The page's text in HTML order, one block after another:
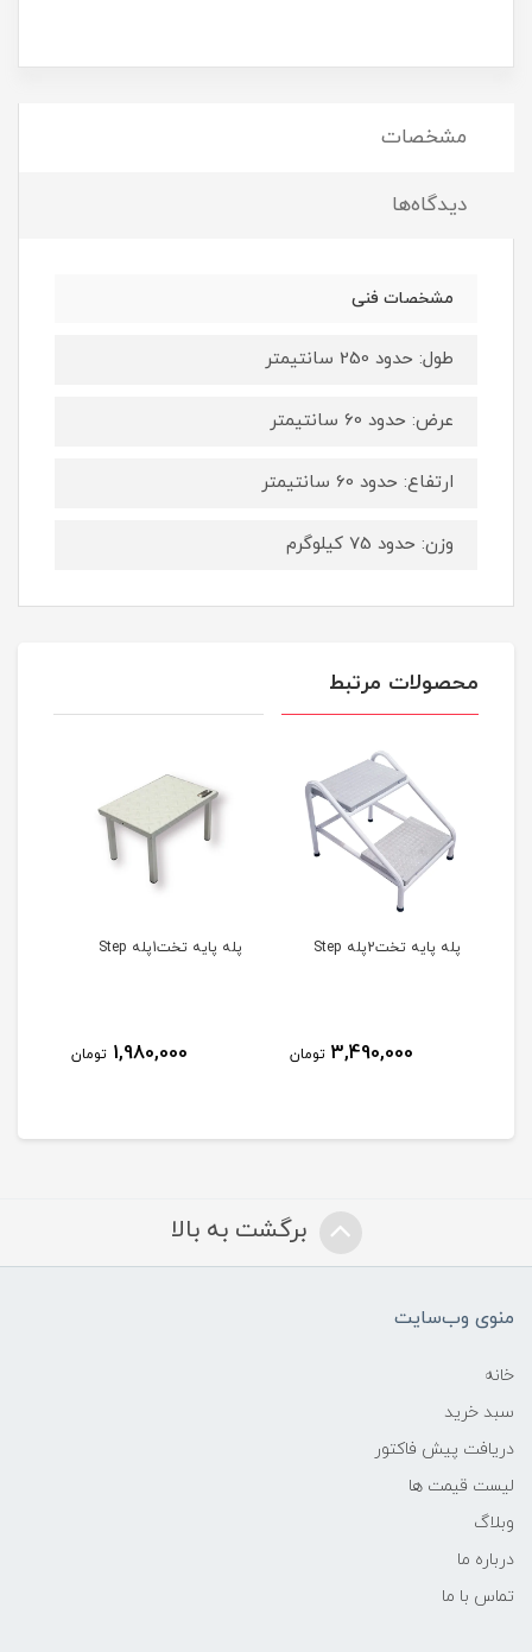
مشخصات
دیدگاه‌ها
مشخصات فنی
طول: حدود 250 سانتیمتر
عرض: حدود 60 سانتیمتر
ارتفاع: حدود 60 سانتیمتر
وزن: حدود 75 کیلوگرم
محصولات مرتبط
پله پایه تخت2پله Step
3,490,000 تومان
پله پایه تخت1پله Step
1,980,000 تومان
برگشت به بالا
منوی وب‌سایت
خانه
سبد خرید
دریافت پیش فاکتور
لیست قیمت ها
وبلاگ
درباره ما
تماس با ما